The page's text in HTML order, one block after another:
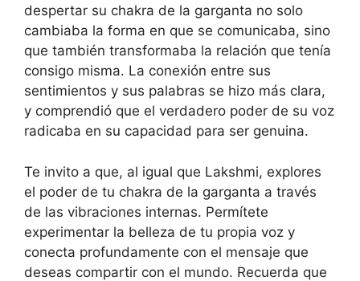
despertar su chakra de la garganta no solo
cambiaba la forma en que se comunicaba, sino
que también transformaba la relación que tenía
consigo misma. La conexión entre sus
sentimientos y sus palabras se hizo más clara,
y comprendió que el verdadero poder de su voz
radicaba en su capacidad para ser genuina.
Te invito a que, al igual que Lakshmi, explores
el poder de tu chakra de la garganta a través
de las vibraciones internas. Permítete
experimentar la belleza de tu propia voz y
conecta profundamente con el mensaje que
deseas compartir con el mundo. Recuerda que